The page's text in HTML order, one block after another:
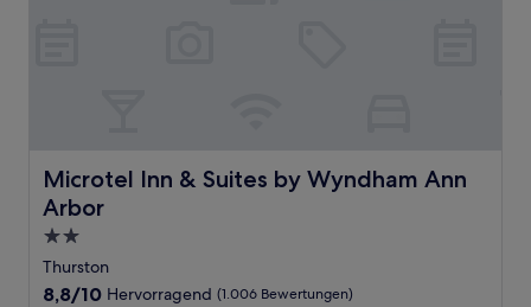
Microtel Inn & Suites by Wyndham Ann
Arbor
Microtel Inn & Suites by Wyndham Ann Arbor
2.0-
Sterne-
Unterkunft
Thurston
8.8
8,8/10 Hervorragend (1.006 Bewertungen)